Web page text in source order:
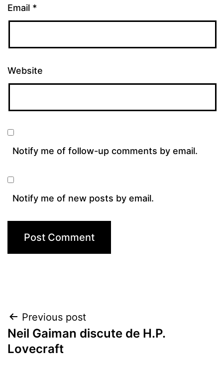
Email *
Website
Notify me of follow-up comments by email.
Notify me of new posts by email.
Post
navigation
Previous post
Neil Gaiman discute de H.P.
Lovecraft